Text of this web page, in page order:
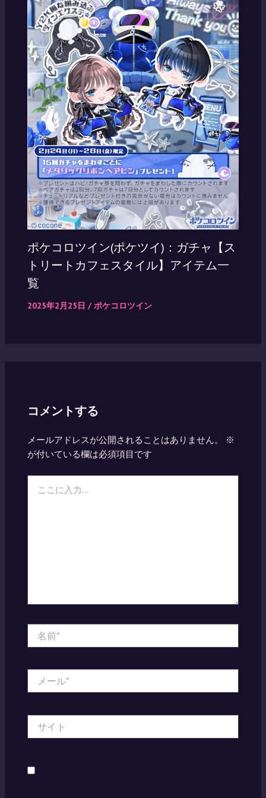
ポケコロツイン(ポケツイ)：ガチャ【ス
トリートカフェスタイル】アイテム一
覧
2025年2月25日 / ポケコロツイン
コメントする
メールアドレスが公開されることはありません。
※
が付いている欄は必須項目です